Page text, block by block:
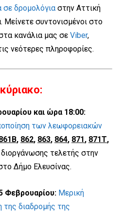
δρομολόγια στην Αττική
Μείνετε συντονισμένοι στο
κανάλια μας σε Viber,
νεότερες πληροφορίες.
και ώρα 18:00:
των λεωφορειακών
, 862, 863, 864, 871 , 871Τ,
τελετής στην
Δήμο Ελευσίνας.
Φεβρουαρίου: Μερική
διαδρομής της